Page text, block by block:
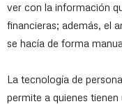
ver con la información
financieras; además, el
se hacía de forma
La tecnología de
permite a quienes